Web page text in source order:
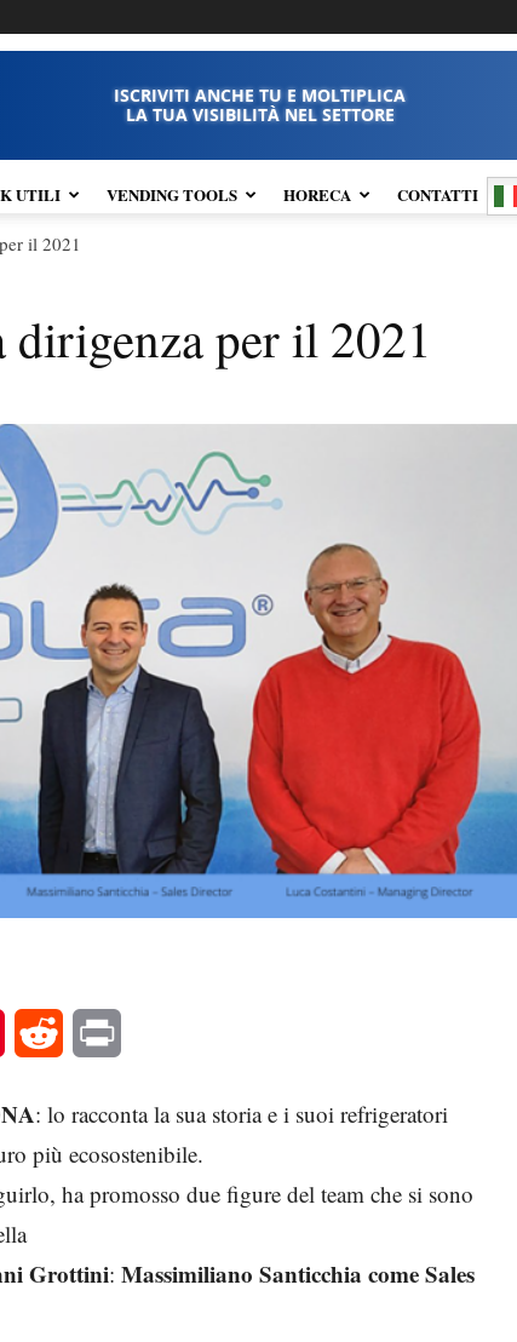
ISCRIVITI ANCHE TU E MOLTIPLICA
LA TUA VISIBILITÀ NEL SETTORE
UTILI VENDING TOOLS HORECA CONTATTI
il 2021
dirigenza per il 2021
Pinterest Reddit
: lo racconta la sua storia e i suoi refrigeratori
più ecosostenibile.
ha promosso due figure del team che si sono
Grottini: Massimiliano Santicchia come Sales